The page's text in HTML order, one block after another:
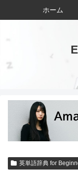
ホーム
英単語辞典 for